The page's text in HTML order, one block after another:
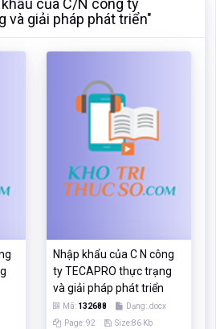
của C/N công ty
và giải pháp phát triển"
Nhập khẩu của C N công
ty TECAPRO thực trạng
và giải pháp phát triển
Mã: 132688
Dạng:.docx
Page: 92
Size:86 Kb